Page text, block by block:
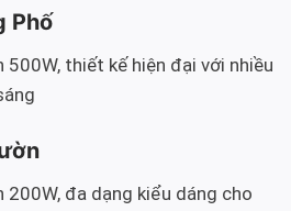
Phố
thiết kế hiện đại với nhiều
đa dạng kiểu dáng cho